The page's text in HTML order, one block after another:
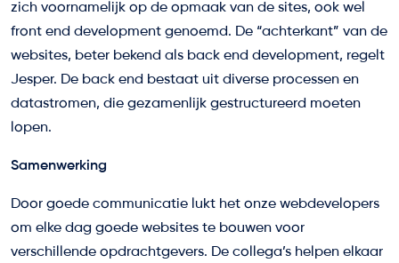
zich voornamelijk op de opmaak van de sites, ook wel
front end development genoemd. De “achterkant” van de
websites, beter bekend als back end development, regelt
Jesper. De back end bestaat uit diverse processen en
datastromen, die gezamenlijk gestructureerd moeten
lopen.
Samenwerking
Door goede communicatie lukt het onze webdevelopers
om elke dag goede websites te bouwen voor
verschillende opdrachtgevers. De collega’s helpen elkaar